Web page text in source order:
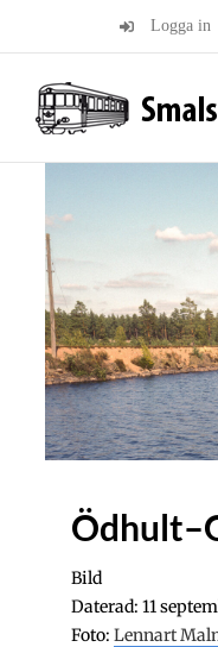
Logga in
Bild
Daterad: 11
Foto: Lennart